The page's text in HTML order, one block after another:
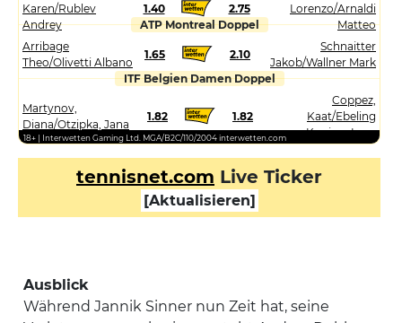
Karen/Rublev
Andrey
1.40 2.75
Lorenzo/Arnaldi
Matteo
ATP Montreal Doppel
Arribage
Theo/Olivetti Albano
1.65 2.10
Schnaitter
Jakob/Wallner Mark
ITF Belgien Damen Doppel
Martynov,
Diana/Otzipka, Jana
1.82 1.82
Coppez,
Kaat/Ebeling
Koning, Loes
18+ | Interwetten Gaming Ltd. MGA/B2C/110/2004 interwetten.com
tennisnet.com Live Ticker
[Aktualisieren]
Ausblick
Während Jannik Sinner nun Zeit hat, seine